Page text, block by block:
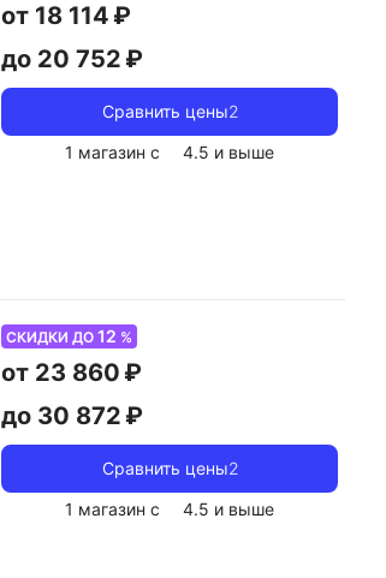
от 18 114 ₽
до 20 752 ₽
Сравнить цены2
1 магазин с
4.5 и выше
СКИДКИ ДО 12 %
от 23 860 ₽
до 30 872 ₽
Сравнить цены2
1 магазин с
4.5 и выше